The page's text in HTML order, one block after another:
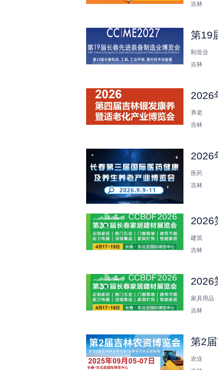
吉林
第19
制造业
吉林
2026
养老
吉林
2026
医药
吉林
2026
建筑
吉林
2026
家具用品
吉林
第2
农业